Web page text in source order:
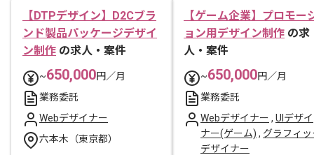
【DTPデザイン】D2Cブラ
ンド製品パッケージデザイ
ン制作 の求人・案件
~650,000円／月
業務委託
Webデザイナー
六本木（東京都）
【ゲーム企業】プロモー
ョン用デザイン制作 の求
人・案件
~650,000円／月
業務委託
Webデザイナー , UIデザイ
ナー(ゲーム) , グラフィッ
デザイナー